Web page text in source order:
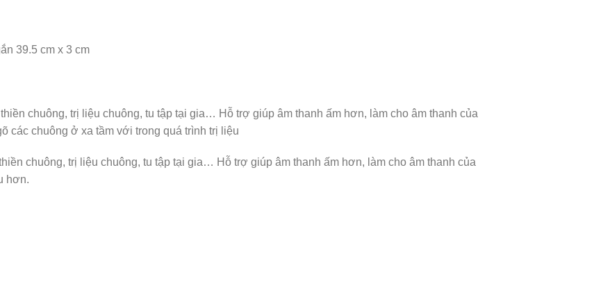
39.5 cm x 3 cm
chuông, trị liệu chuông, tu tập tại gia… Hỗ trợ giúp âm thanh ấm hơn, làm cho âm thanh của
các chuông ở xa tầm với trong quá trình trị liệu
chuông, trị liệu chuông, tu tập tại gia… Hỗ trợ giúp âm thanh ấm hơn, làm cho âm thanh của
hơn.